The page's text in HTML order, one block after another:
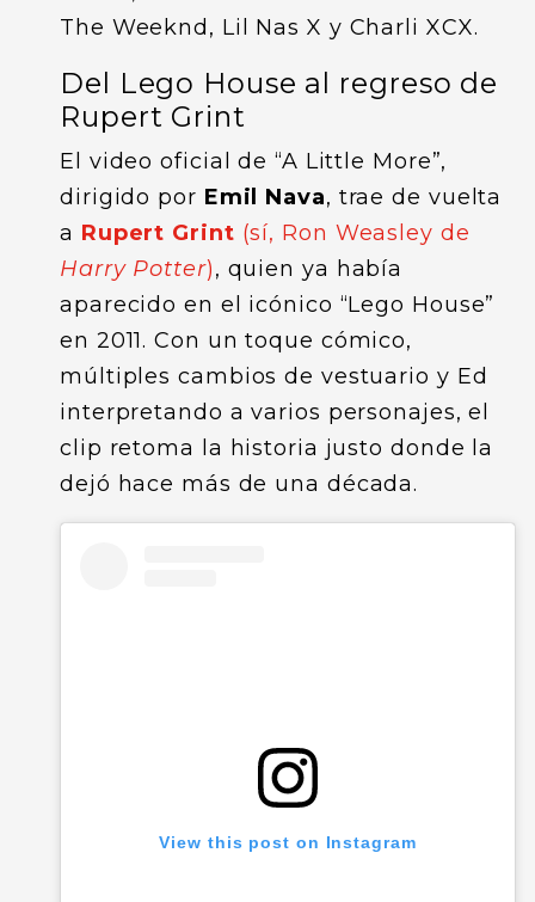
The Weeknd, Lil Nas X y Charli XCX.
Del Lego House al regreso de
Rupert Grint
El video oficial de “A Little More”,
dirigido por Emil Nava, trae de vuelta
a Rupert Grint (sí, Ron Weasley de
Harry Potter), quien ya había
aparecido en el icónico “Lego House”
en 2011. Con un toque cómico,
múltiples cambios de vestuario y Ed
interpretando a varios personajes, el
clip retoma la historia justo donde la
dejó hace más de una década.
View this post on Instagram